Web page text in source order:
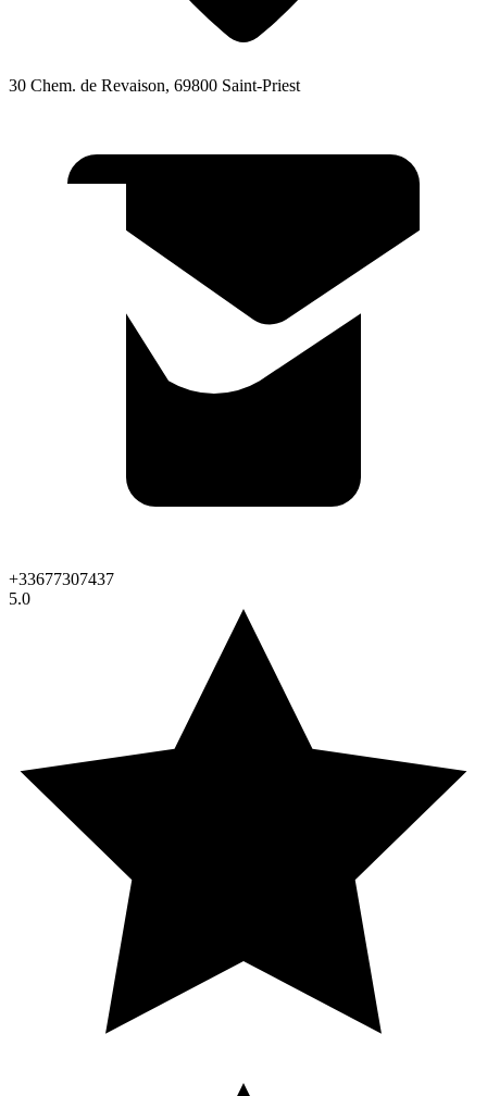
30 Chem. de Revaison, 69800 Saint-Priest
+33677307437
5.0